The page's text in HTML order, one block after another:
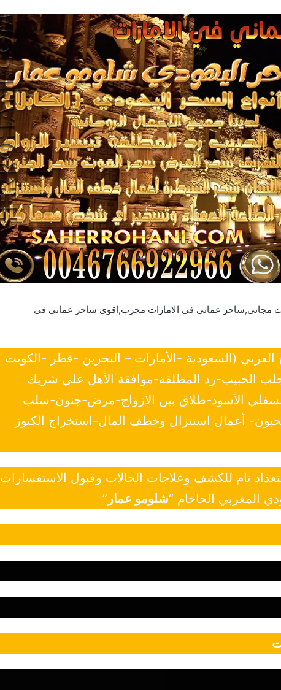
مجاني,ساحر عماني في الامارات مجرب,اقوى ساحر عماني في
العربي (السعودية -الأمارات – البحرين -قطر -الكويت
الحبيب-رد المطلقة-موافقة الأهل علي شريك
الأسود-طلاق بين الازواج-مرض-جنون-سلب
أعمال استنزال وخطف المال-استخراج الكنوز
تام للكشف وعلاجات الحالات وقبول الاستفسارات
المغربي الحاخام “شلومو عمار ”